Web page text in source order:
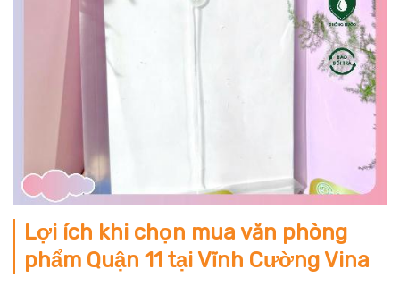
Lợi ích khi chọn mua văn phòng
phẩm Quận 11 tại Vĩnh Cường Vina